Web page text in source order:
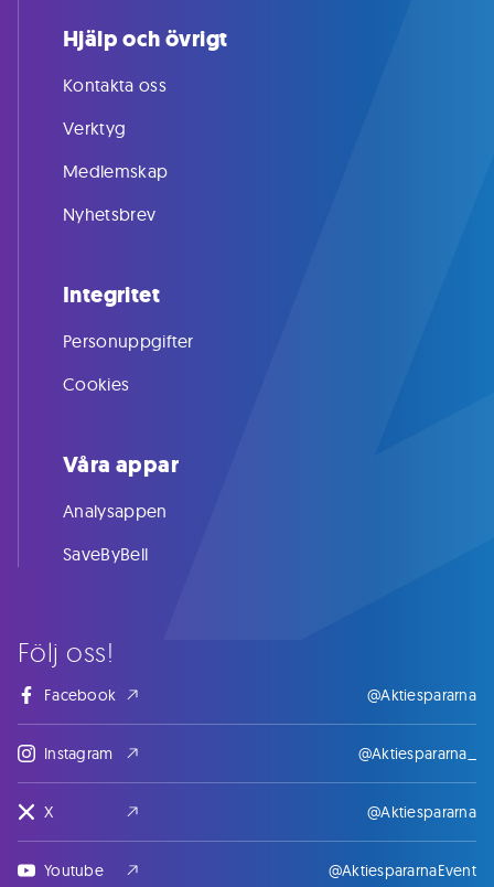
Följ oss!
Facebook @Aktiespararna
Instagram @Aktiespararna_
X @Aktiespararna
Youtube @AktiespararnaEvent
Hjälp och övrigt
Kontakta oss
Verktyg
Medlemskap
Nyhetsbrev
Integritet
Personuppgifter
Cookies
Våra appar
Analysappen
SaveByBell